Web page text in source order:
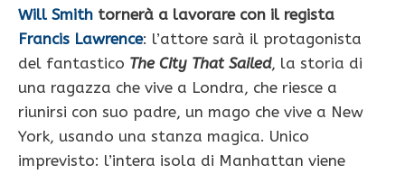
Will Smith tornerà a lavorare con il regista
Francis Lawrence: l’attore sarà il protagonista
del fantastico The City That Sailed, la storia di
una ragazza che vive a Londra, che riesce a
riunirsi con suo padre, un mago che vive a New
York, usando una stanza magica. Unico
imprevisto: l’intera isola di Manhattan viene